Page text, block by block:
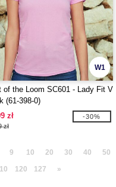
W1
of the Loom SC601 - Lady Fit V
(61-398-0)
zł
zł
-30%
9 10 20 30 40
50
120 127 »